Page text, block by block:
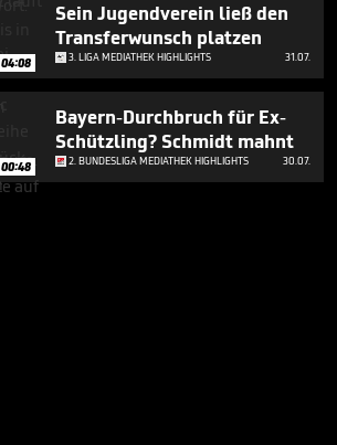
04:08
Sein Jugendverein ließ den
Transferwunsch platzen
3. LIGA MEDIATHEK HIGHLIGHTS 31.07.
00:48
Bayern-Durchbruch für Ex-
Schützling? Schmidt mahnt
2. BUNDESLIGA MEDIATHEK HIGHLIGHTS 30.07.